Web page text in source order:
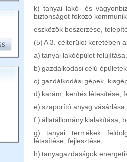
k) tanyai lakó- és
biztonságot fokozó
eszközök beszerzése,
(5) A 3. célterület keretében
a) tanyai lakóépület felújítása,
b) gazdálkodási célú
c) gazdálkodási gépek,
d) karám, kerítés létesítése,
e) szaporító anyag
f ) állatállomány kialakítása,
g) tanyai termékek
létesítése, fejlesztése,
h) tanyagazdaságok